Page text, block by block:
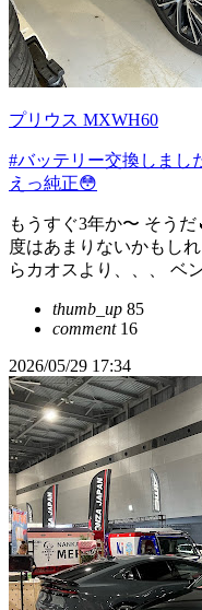
プリウス MXWH60
#バッテリー交換しまし
えっ純正😳
もうすぐ3年か〜 そう
度はあまりないかもし
らカオスより、、、 ベ
thumb_up 85
comment16
2026/05/29 17:34